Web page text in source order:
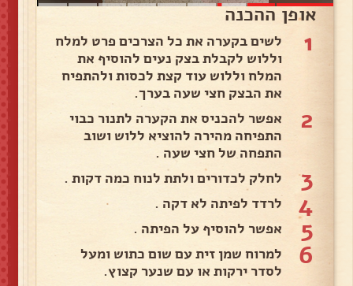
אופן ההכנה
1
לשים בקערה את כל הצרכים פרט למלח
וללוש לקבלת בצק נעים להוסיף את
המלח וללוש עוד קצת לכסות ולהתפיח
את הבצק חצי שעה בערך.
2
אפשר להכניס את הקערה לתנור כבוי
התפיחה מהירה להוציא ללוש ושוב
התפחה של חצי שעה .
3 לחלק לכדורים ולתת לנוח כמה דקות .
4 לרדד לפיתה לא דקה .
5 אפשר להוסיף על הפיתה .
6
למרוח שמן זית עם שום כתוש ומעל
לסדר ירקות או עם שנער קצוץ.